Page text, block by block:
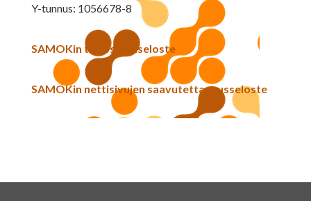
Y-tunnus: 1056678-8
SAMOKin tietosuojaseloste
SAMOKin nettisivujen saavutettavuusseloste